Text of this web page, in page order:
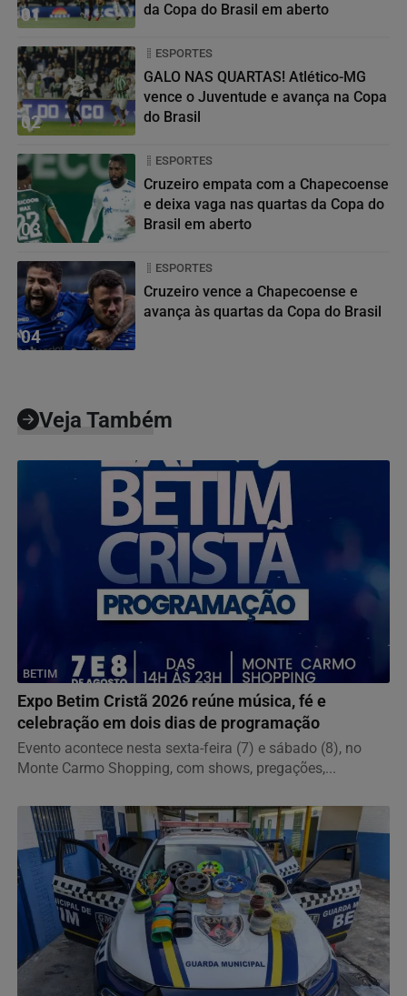
01
da Copa do Brasil em aberto
02
ESPORTES
GALO NAS QUARTAS! Atlético-MG
vence o Juventude e avança na Copa
do Brasil
03
ESPORTES
Cruzeiro empata com a Chapecoense
e deixa vaga nas quartas da Copa do
Brasil em aberto
04
ESPORTES
Cruzeiro vence a Chapecoense e
avança às quartas da Copa do Brasil
Veja Também
BETIM
Expo Betim Cristã 2026 reúne música, fé e
celebração em dois dias de programação
Evento acontece nesta sexta-feira (7) e sábado (8), no
Monte Carmo Shopping, com shows, pregações,...